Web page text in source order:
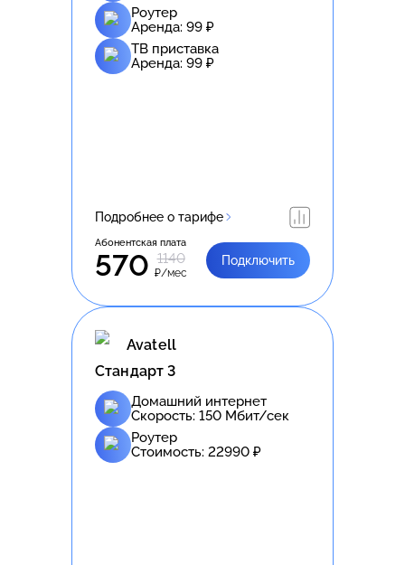
Роутер
Аренда: 99 ₽
ТВ приставка
Аренда: 99 ₽
Подробнее о тарифе
Абонентская плата
570 1140
₽/мес
Подключить
Avatell
Стандарт 3
Домашний интернет
Скорость: 150 Мбит/сек
Роутер
Стоимость: 22990 ₽